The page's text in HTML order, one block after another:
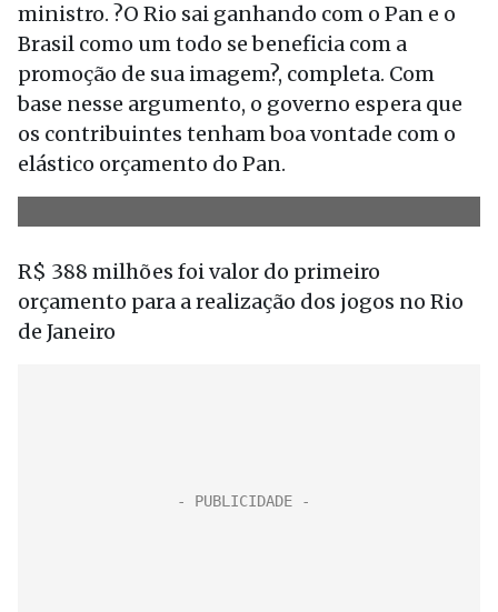
ministro. ?O Rio sai ganhando com o Pan e o
Brasil como um todo se beneficia com a
promoção de sua imagem?, completa. Com
base nesse argumento, o governo espera que
os contribuintes tenham boa vontade com o
elástico orçamento do Pan.
R$ 388 milhões foi valor do primeiro
orçamento para a realização dos jogos no Rio
de Janeiro